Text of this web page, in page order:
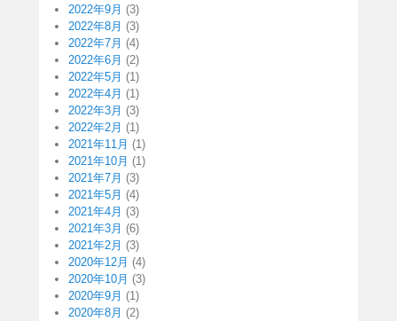
2022年9月 (3)
2022年8月 (3)
2022年7月 (4)
2022年6月 (2)
2022年5月 (1)
2022年4月 (1)
2022年3月 (3)
2022年2月 (1)
2021年11月 (1)
2021年10月 (1)
2021年7月 (3)
2021年5月 (4)
2021年4月 (3)
2021年3月 (6)
2021年2月 (3)
2020年12月 (4)
2020年10月 (3)
2020年9月 (1)
2020年8月 (2)